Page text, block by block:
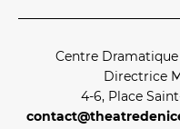
Centre Dramatique
Directrice
4‑6, Place